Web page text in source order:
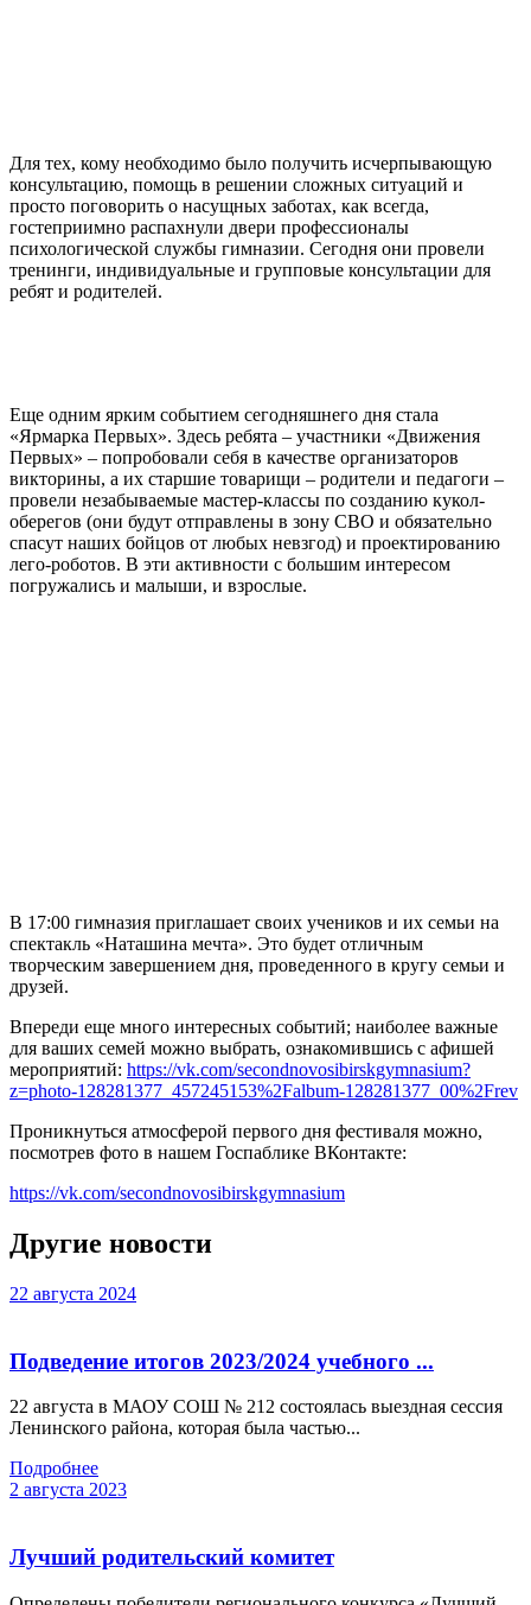
Для тех, кому необходимо было получить исчерпывающую
консультацию, помощь в решении сложных ситуаций и
просто поговорить о насущных заботах, как всегда,
гостеприимно распахнули двери профессионалы
психологической службы гимназии. Сегодня они провели
тренинги, индивидуальные и групповые консультации для
ребят и родителей.
Еще одним ярким событием сегодняшнего дня стала
«Ярмарка Первых». Здесь ребята – участники «Движения
Первых» – попробовали себя в качестве организаторов
викторины, а их старшие товарищи – родители и педагоги –
провели незабываемые мастер-классы по созданию кукол-
оберегов (они будут отправлены в зону СВО и обязательно
спасут наших бойцов от любых невзгод) и проектированию
лего-роботов. В эти активности с большим интересом
погружались и малыши, и взрослые.
В 17:00 гимназия приглашает своих учеников и их семьи на
спектакль «Наташина мечта». Это будет отличным
творческим завершением дня, проведенного в кругу семьи и
друзей.
Впереди еще много интересных событий; наиболее важные
для ваших семей можно выбрать, ознакомившись с афишей
мероприятий: https://vk.com/secondnovosibirskgymnasium?
z=photo-128281377_457245153%2Falbum-128281377_00%2Frev
Проникнуться атмосферой первого дня фестиваля можно,
посмотрев фото в нашем Госпаблике ВКонтакте:
https://vk.com/secondnovosibirskgymnasium
Другие новости
22 августа 2024
Подведение итогов 2023/2024 учебного ...
22 августа в МАОУ СОШ № 212 состоялась выездная сессия
Ленинского района, которая была частью...
Подробнее
2 августа 2023
Лучший родительский комитет